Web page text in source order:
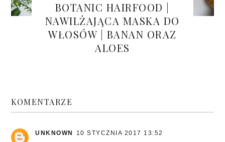
BOTANIC HAIRFOOD |
NAWILŻAJĄCA MASKA DO
WŁOSÓW | BANAN ORAZ
ALOES
KOMENTARZE
UNKNOWN 10 STYCZNIA 2017 13:52